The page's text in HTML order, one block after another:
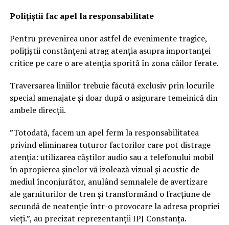
Polițiștii fac apel la responsabilitate
Pentru prevenirea unor astfel de evenimente tragice,
polițiștii constănțeni atrag atenția asupra importanței
critice pe care o are atenția sporită în zona căilor ferate.
Traversarea liniilor trebuie făcută exclusiv prin locurile
special amenajate și doar după o asigurare temeinică din
ambele direcții.
”Totodată, facem un apel ferm la responsabilitatea
privind eliminarea tuturor factorilor care pot distrage
atenția: utilizarea căștilor audio sau a telefonului mobil
în apropierea șinelor vă izolează vizual și acustic de
mediul înconjurător, anulând semnalele de avertizare
ale garniturilor de tren și transformând o fracțiune de
secundă de neatenție într-o provocare la adresa propriei
vieți.”, au precizat reprezentanții IPJ Constanța.